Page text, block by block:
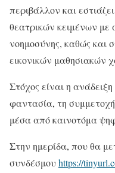
περιβάλλον και
θεατρικών κειμένων με
νοημοσύνης, καθώς και
εικονικών μαθησιακών
Στόχος είναι η
φαντασία, τη
μέσα από καινοτόμα
Στην ημερίδα, που θα
συνδέσμουhttps://